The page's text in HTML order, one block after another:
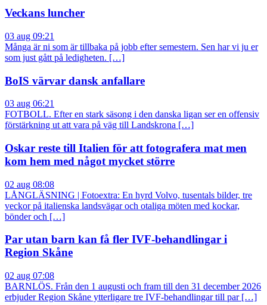
Veckans luncher
03 aug 09:21
Många är ni som är tillbaka på jobb efter semestern. Sen har vi ju er
som just gått på ledigheten. […]
BoIS värvar dansk anfallare
03 aug 06:21
FOTBOLL. Efter en stark säsong i den danska ligan ser en offensiv
förstärkning ut att vara på väg till Landskrona […]
Oskar reste till Italien för att fotografera mat men
kom hem med något mycket större
02 aug 08:08
LÅNGLÄSNING | Fotoextra: En hyrd Volvo, tusentals bilder, tre
veckor på italienska landsvägar och otaliga möten med kockar,
bönder och […]
Par utan barn kan få fler IVF-behandlingar i
Region Skåne
02 aug 07:08
BARNLÖS. Från den 1 augusti och fram till den 31 december 2026
erbjuder Region Skåne ytterligare tre IVF-behandlingar till par […]